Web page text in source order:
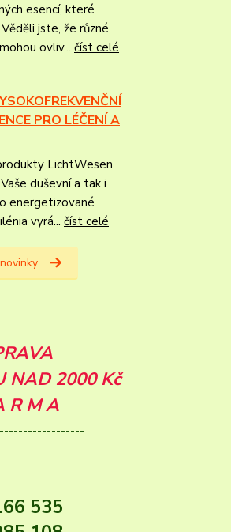
esencí, které
jste, že různé
ovliv... číst celé
PRO LÉČENÍ A
LichtWesen
duševní a tak i
energetizované
vyrá... číst celé
NAD 2000 Kč
R M A
535